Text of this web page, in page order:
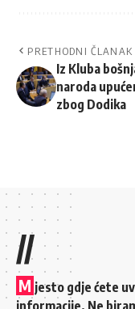
PRETHODNI ČLANAK
Iz Kluba
naroda
zbog Dodika
//
M jesto gdje ćete